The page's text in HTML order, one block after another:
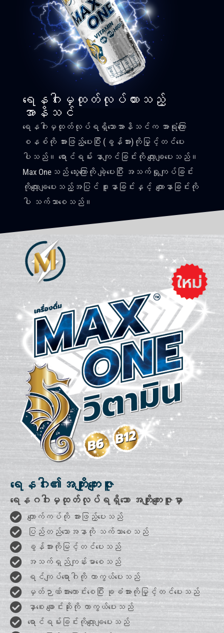
ရေနဂါးမှထုတ်လုပ်ထားသည့်
အာနိသင်
ရေနဂါးမှထုတ်လုပ်ရရှိသောအာနိသင်က အာရုံကြော
စနစ်ကို အားဖြည့်ပေးပြီး (ခွန်အား)ကိုမြှင့်တင်ပေး
ပါသည်။ ရောင်ရမ်း နာကျင်ခြင်းကို လျော့ချပေးသည်။
Max Oneသည် သွေးကြောကို ချဲ့ပေးပြီး အသက်ရှုကျပ်ခြင်း
ကိုလျော့ချပေးသည့်အပြင် ဒူးနာခြင်းနှင့် ကျောနာခြင်းကို
ပါ သက်သာစေသည်။
ရေနဂါး၏အကျိုးကျေးဇူး
ရေနဂဂါးမှထုတ်လုပ်ရရှိသော အကျိုးကျေးဇူးမှာ
ကျောက်ကပ်ကို အားဖြည့်ပေးသည်
ပြည်တည်သောအနာကို သက်သာစေသည်
ခွန်အားကိုမြင့်တင်ပေးသည်
အသက်ရှည်ကျန်းမာစေသည်
ရင်ကျပ်ရောဂါကို ကာကွယ်ပေးသည်
မှတ်ဉာဏ်အားကောင်းစေပြီး ခုခံအားကိုမြှင့်တင်ပေးသည်
နှာစေး ချောင်းဆိုးကို ကာကွယ်ပေးသည်
ရောင်ရမ်းခြင်းကိုလျော့ချပေးသည်